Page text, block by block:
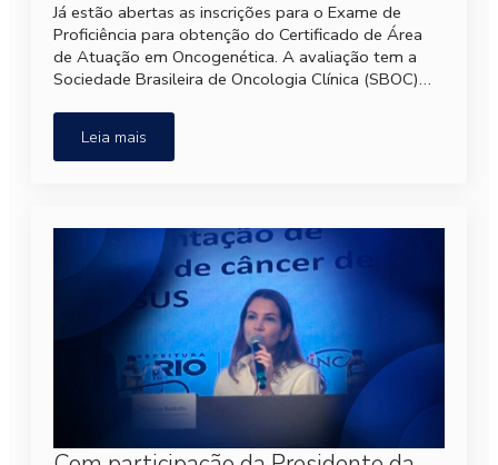
Já estão abertas as inscrições para o Exame de
Proficiência para obtenção do Certificado de Área
de Atuação em Oncogenética. A avaliação tem a
Sociedade Brasileira de Oncologia Clínica (SBOC)…
Leia mais